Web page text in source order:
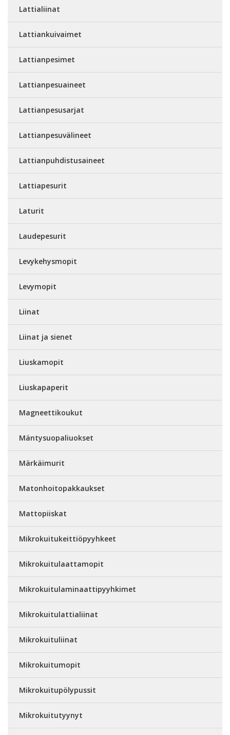
Lattialiinat
Lattiankuivaimet
Lattianpesimet
Lattianpesuaineet
Lattianpesusarjat
Lattianpesuvälineet
Lattianpuhdistusaineet
Lattiapesurit
Laturit
Laudepesurit
Levykehysmopit
Levymopit
Liinat
Liinat ja sienet
Liuskamopit
Liuskapaperit
Magneettikoukut
Mäntysuopaliuokset
Märkäimurit
Matonhoitopakkaukset
Mattopiiskat
Mikrokuitukeittiöpyyhkeet
Mikrokuitulaattamopit
Mikrokuitulaminaattipyyhkimet
Mikrokuitulattialiinat
Mikrokuituliinat
Mikrokuitumopit
Mikrokuitupölypussit
Mikrokuitutyynyt